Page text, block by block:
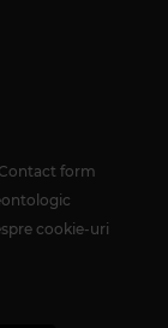
Contact form
cookie-uri